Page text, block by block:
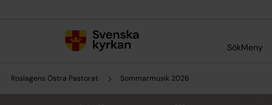
SökMeny
Roslagens Östra Pastorat Sommarmusik 2026